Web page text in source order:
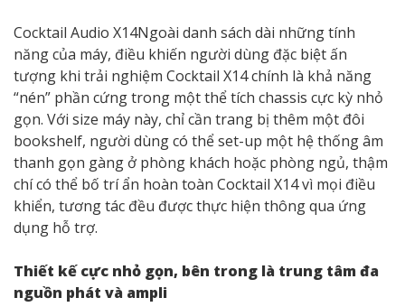
Cocktail Audio X14Ngoài danh sách dài những tính
năng của máy, điều khiến người dùng đặc biệt ấn
tượng khi trải nghiệm Cocktail X14 chính là khả năng
“nén” phần cứng trong một thể tích chassis cực kỳ nhỏ
gọn. Với size máy này, chỉ cần trang bị thêm một đôi
bookshelf, người dùng có thể set-up một hệ thống âm
thanh gọn gàng ở phòng khách hoặc phòng ngủ, thậm
chí có thể bố trí ẩn hoàn toàn Cocktail X14 vì mọi điều
khiển, tương tác đều được thực hiện thông qua ứng
dụng hỗ trợ.
Thiết kế cực nhỏ gọn, bên trong là trung tâm đa
nguồn phát và ampli